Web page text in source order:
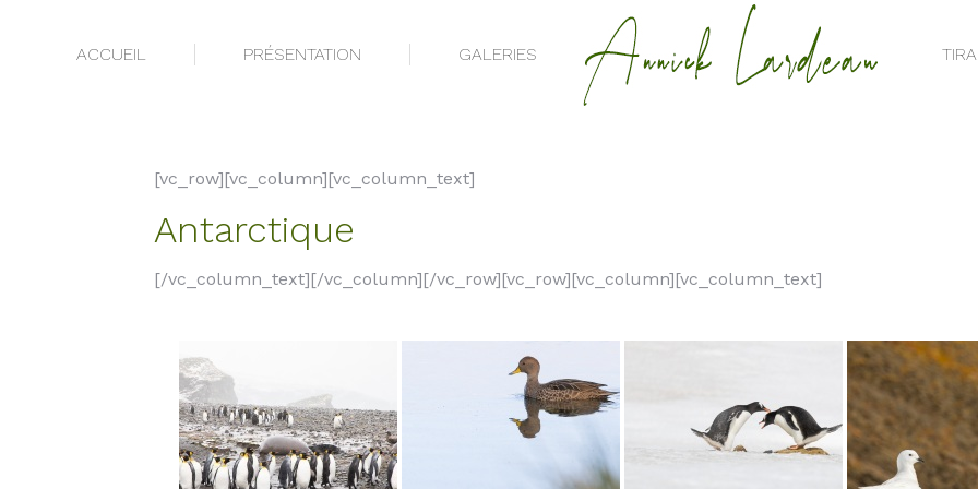
ACCUEIL PRÉSENTATION GALERIES
[vc_row][vc_column][vc_column_text]
Antarctique
[/vc_column_text][/vc_column][/vc_row][vc_row][vc_column][vc_column_text]
ACCUEIL PRÉSENTATION GALERIES